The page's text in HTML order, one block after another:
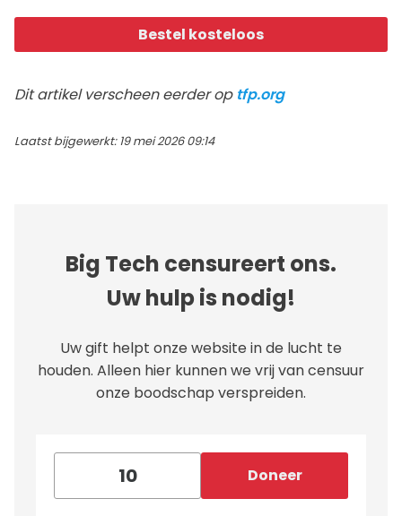
Bestel kosteloos
Dit artikel verscheen eerder op tfp.org
Laatst bijgewerkt: 19 mei 2026 09:14
Big Tech censureert ons.
Uw hulp is nodig!
Uw gift helpt onze website in de lucht te
houden. Alleen hier kunnen we vrij van censuur
onze boodschap verspreiden.
Doneer